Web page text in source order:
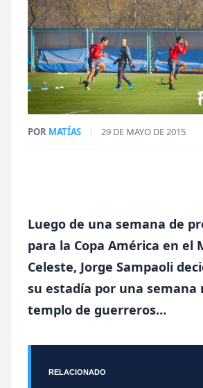
POR MATÍAS | 29 DE MAYO DE 2015
Luego de una semana de
para la Copa América en el
Celeste, Jorge Sampaoli
su estadía por una semana
templo de guerreros…
RELACIONADO